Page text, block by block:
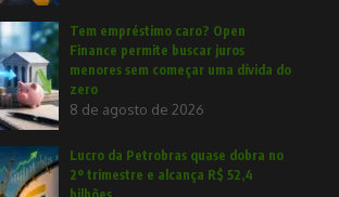
Tem empréstimo caro? Open
Finance permite buscar juros
menores sem começar uma dívida do
zero
8 de agosto de 2026
Lucro da Petrobras quase dobra no
2º trimestre e alcança R$ 52,4